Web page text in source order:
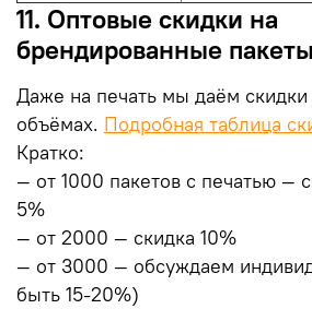
11. Оптовые скидки на
брендированные
Даже на печать мы даём
объёмах. Подробная таблица
Кратко:
— от 1000 пакетов с печатью —
5%
— от 2000 — скидка 10%
— от 3000 — обсуждаем
быть 15-20%)